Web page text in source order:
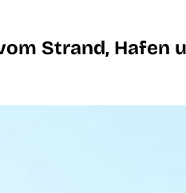
Strand, Hafen